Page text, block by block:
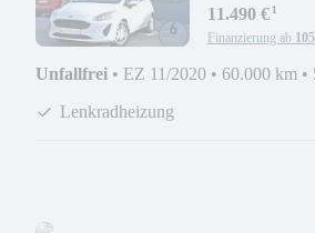
11.490 €¹
Finanzierung ab
Unfallfrei • EZ 11/2020 • 60.000 km •
Lenkradheizung